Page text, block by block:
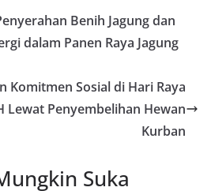
Benih Jagung dan
dalam Panen Raya Jagung
Komitmen Sosial di Hari Raya
Lewat Penyembelihan Hewan
Kurban
Suka